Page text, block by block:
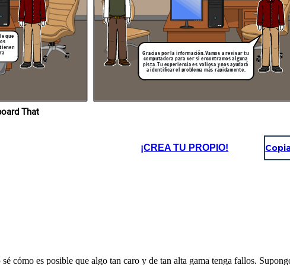
en
antes
en Storyboard That
que
Gracias por la información. Vamos a revisar tu
computadora para ver si encontramos alguna
pista. Tu experiencia es valiosa y nos ayudará
a identificar el problema más rápidamente.
¡CREA TU PROPIO!
cómo es posible que algo tan caro y de tan alta gama tenga fallos.